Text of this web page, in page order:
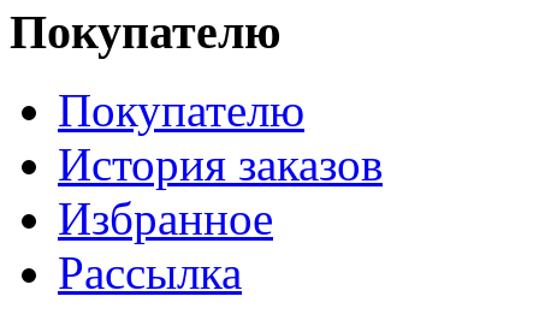
Покупателю
Покупателю
История заказов
Избранное
Рассылка